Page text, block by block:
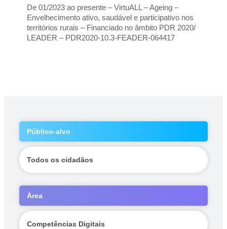
De 01/2023 ao presente – VirtuALL – Ageing –
Envelhecimento ativo, saudável e participativo nos
territórios rurais – Financiado no âmbito PDR 2020/
LEADER – PDR2020-10.3-FEADER-064417
Público-alvo
Todos os cidadãos
Área
Competências Digitais